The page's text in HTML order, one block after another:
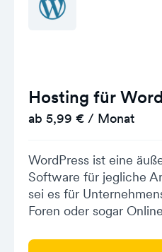
Hosting für
ab 5,99 € / Monat
WordPress ist eine
Software für jegliche
sei es für
Foren oder sogar